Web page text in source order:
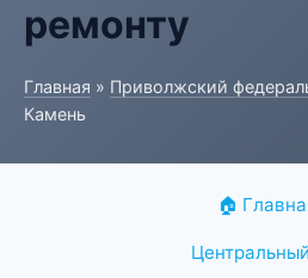
ремонту
Главная » Приволжский
Камень
🏠